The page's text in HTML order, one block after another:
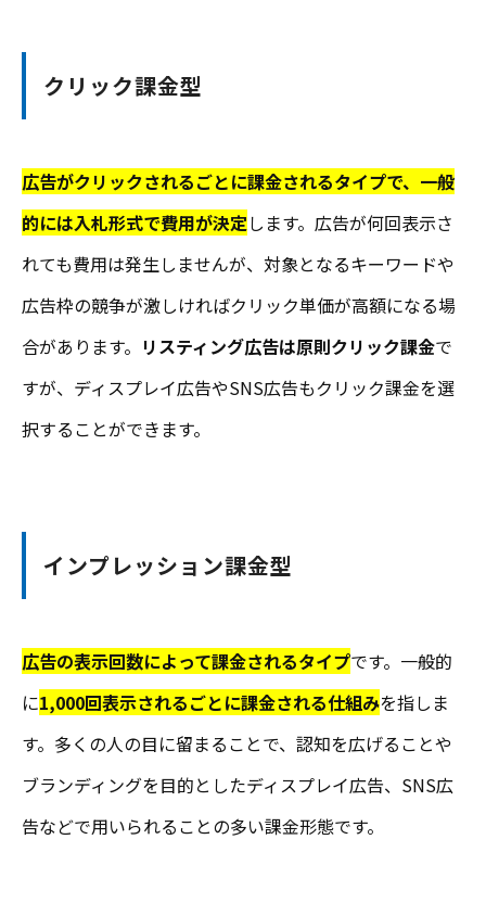
クリック課金型
広告がクリックされるごとに課金されるタイプで、一般
的には入札形式で費用が決定します。 広告が何回表示さ
れても費用は発生しませんが、対象となるキーワードや
広告枠の競争が激しければクリック単価が高額になる場
合があります。 リスティング広告は原則クリック課金で
すが、ディスプレイ広告やSNS広告もクリック課金を選
択することができます。
インプレッション課金型
広告の表示回数によって課金されるタイプです。一般的
に1,000回表示されるごとに課金される仕組みを指しま
す。多くの人の目に留まることで、認知を広げることや
ブランディングを目的としたディスプレイ広告、SNS広
告などで用いられることの多い課金形態です。